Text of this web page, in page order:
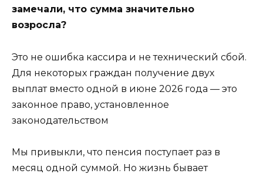
замечали, что сумма значительно
возросла?
Это не ошибка кассира и не технический сбой.
Для некоторых граждан получение двух
выплат вместо одной в июне 2026 года — это
законное право, установленное
законодательством
Мы привыкли, что пенсия поступает раз в
месяц одной суммой. Но жизнь бывает